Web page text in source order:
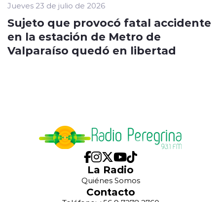
Jueves 23 de julio de 2026
Sujeto que provocó fatal accidente
en la estación de Metro de
Valparaíso quedó en libertad
La Radio
Quiénes Somos
Contacto